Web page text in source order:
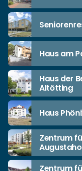
Haus am
Haus der
Altötting
Haus
Zentrum
Zentrum